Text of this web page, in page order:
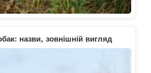
назви, зовнішній вигляд